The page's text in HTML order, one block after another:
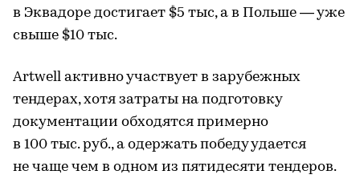
в Эквадоре достигает $5 тыс, а в Польше — уже
свыше $10 тыс.
Artwell активно участвует в зарубежных
тендерах, хотя затраты на подготовку
документации обходятся примерно
в 100 тыс. руб., а одержать победу удается
не чаще чем в одном из пятидесяти тендеров.